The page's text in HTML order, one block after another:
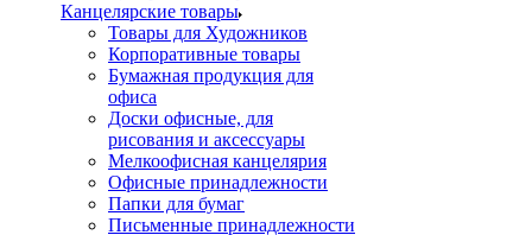
Канцелярские товары
Товары для Художников
Корпоративные товары
Бумажная продукция для
офиса
Доски офисные, для
рисования и аксессуары
Мелкоофисная канцелярия
Офисные принадлежности
Папки для бумаг
Письменные принадлежности